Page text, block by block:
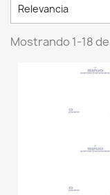
Relevancia
Mostrando 1-18